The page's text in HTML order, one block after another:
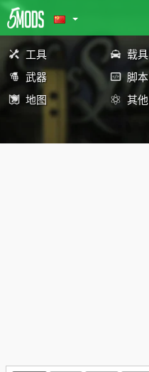
工具 载具
武器
脚本
地图
其他